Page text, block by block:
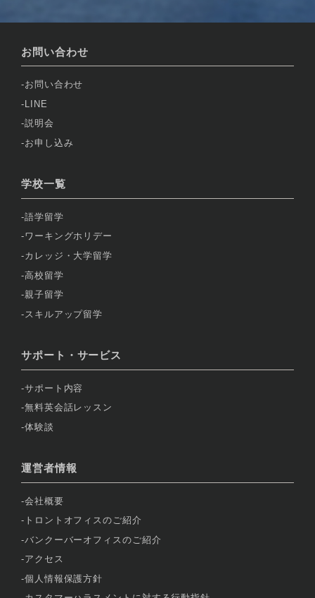
お問い合わせ
お問い合わせ
LINE
説明会
お申し込み
学校一覧
語学留学
ワーキングホリデー
カレッジ・大学留学
高校留学
親子留学
スキルアップ留学
サポート・サービス
サポート内容
無料英会話レッスン
体験談
運営者情報
会社概要
トロントオフィスのご紹介
バンクーバーオフィスのご紹介
アクセス
個人情報保護方針